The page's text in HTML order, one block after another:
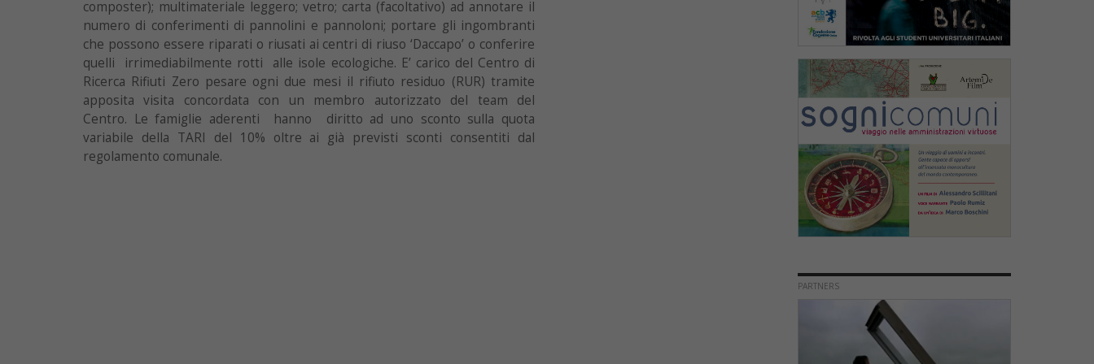
composter); multimateriale leggero; vetro; carta (facoltativo) ad annotare il
numero di conferimenti di pannolini e pannoloni; portare gli ingombranti
che possono essere riparati o riusati ai centri di riuso ‘Daccapo’ o conferire
quelli irrimediabilmente rotti alle isole ecologiche. E’ carico del Centro di
Ricerca Rifiuti Zero pesare ogni due mesi il rifiuto residuo (RUR) tramite
apposita visita concordata con un membro autorizzato del team del
Centro. Le famiglie aderenti hanno diritto ad uno sconto sulla quota
variabile della TARI del 10% oltre ai già previsti sconti consentiti dal
regolamento comunale.
PARTNERS